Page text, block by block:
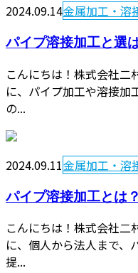
2024.09.14金属加工・溶
パイプ溶接加工と選
こんにちは！株式会社二
に、パイプ加工や溶接加
の...
2024.09.11金属加工・溶
パイプ溶接加工とは
こんにちは！株式会社二
に、個人から法人まで、
提...